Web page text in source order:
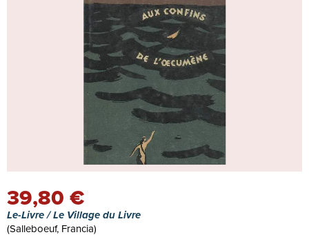
39,80 €
Le-Livre / Le Village du Livre
(Salleboeuf, Francia)